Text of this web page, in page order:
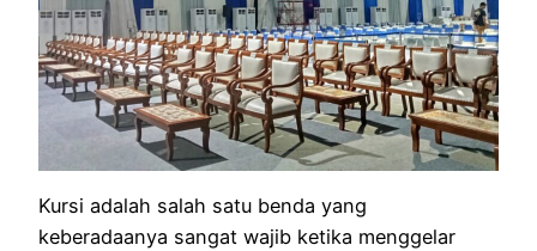
Kursi adalah salah satu benda yang
keberadaanya sangat wajib ketika menggelar